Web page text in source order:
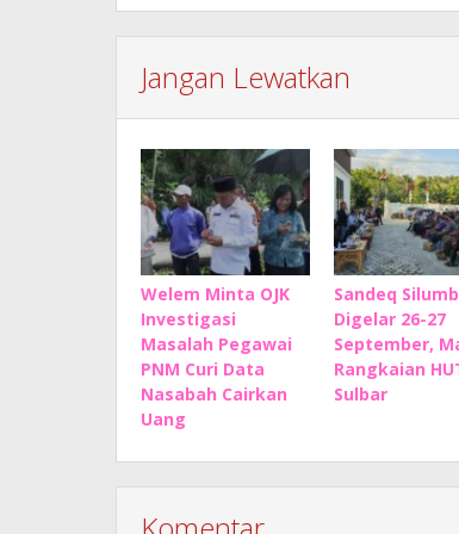
Jangan Lewatkan
Welem Minta OJK
Investigasi
Masalah Pegawai
PNM Curi Data
Nasabah Cairkan
Uang
Sandeq
Digelar 26-27
September,
Rangkaian
Sulbar